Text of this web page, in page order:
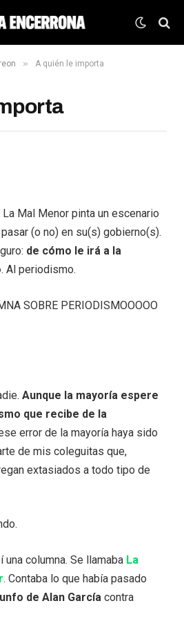
» A quién le importa
Mal Menor pinta un escenario
(o no) en su(s) gobierno(s).
de cómo le irá a la
. Al periodismo.
SOBRE PERIODISMOOOOO
Aunque la mayoría espere
que recibe de la
error de la mayoría haya sido
de mis coleguitas que,
extasiados a todo tipo de
columna. Se llamaba La
. Contaba lo que había pasado
de Alan García contra